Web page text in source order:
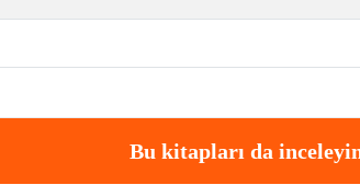
Bu kitapları da